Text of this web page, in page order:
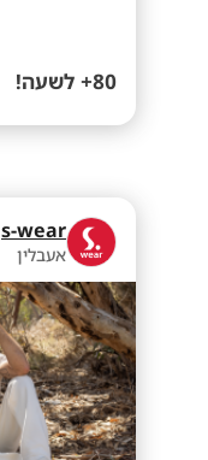
80+ לשעה!
s-wear
אעבלין